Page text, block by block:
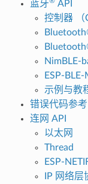
蓝牙
API
控制器 （
NimBLE-
ESP-BLE-
示例与教
错误代码参考
连网 API
以太网
Thread
ESP-
IP 网络层